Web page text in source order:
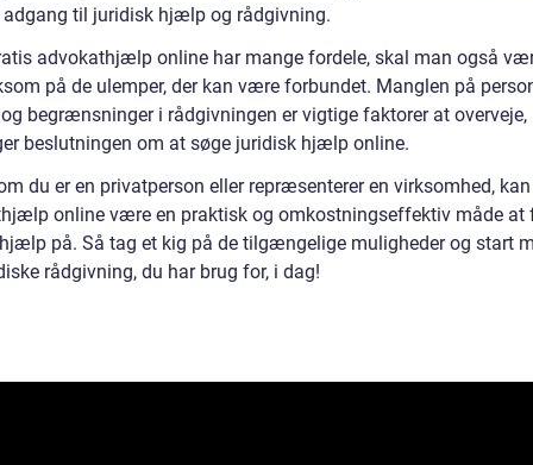
til juridisk hjælp og rådgivning.
advokathjælp online har mange fordele, skal man også
på de ulemper, der kan være forbundet. Manglen på
begrænsninger i rådgivningen er vigtige faktorer at overveje,
beslutningen om at søge juridisk hjælp online.
du er en privatperson eller repræsenterer en virksomhed,
online være en praktisk og omkostningseffektiv måde at
på. Så tag et kig på de tilgængelige muligheder og start
rådgivning, du har brug for, i dag!